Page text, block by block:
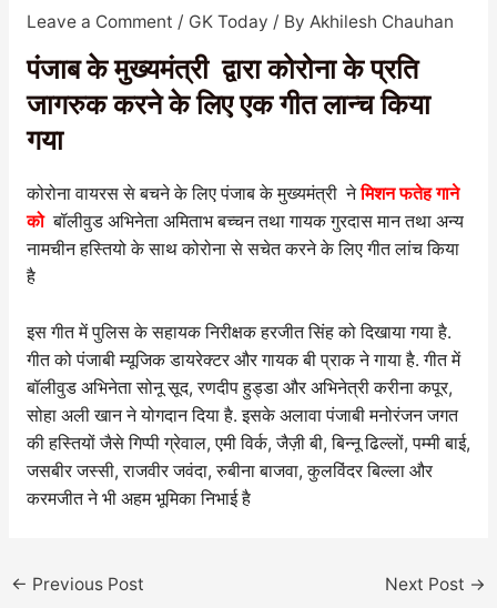
Leave a Comment / GK Today / By Akhilesh Chauhan
पंजाब के मुख्यमंत्री द्वारा कोरोना के प्रति
जागरुक करने के लिए एक गीत लान्च किया
गया
कोरोना वायरस से बचने के लिए पंजाब के मुख्यमंत्री नेमिशन फतेह गाने
को बॉलीवुड अभिनेता अमिताभ बच्चन तथा गायक गुरदास मान तथा अन्य
नामचीन हस्तियो के साथ कोरोना से सचेत करने के लिए गीत लांच किया
है
इस गीत में पुलिस के सहायक निरीक्षक हरजीत सिंह को दिखाया गया है.
गीत को पंजाबी म्यूजिक डायरेक्टर और गायक बी प्राक ने गाया है. गीत में
बॉलीवुड अभिनेता सोनू सूद, रणदीप हुड्डा और अभिनेत्री करीना कपूर,
सोहा अली खान ने योगदान दिया है. इसके अलावा पंजाबी मनोरंजन जगत
की हस्तियों जैसे गिप्पी ग्रेवाल, एमी विर्क, जैज़ी बी, बिन्नू ढिल्लों, पम्मी बाई,
जसबीर जस्सी, राजवीर जवंदा, रुबीना बाजवा, कुलविंदर बिल्ला और
करमजीत ने भी अहम भूमिका निभाई है
← Previous Post Next Post →